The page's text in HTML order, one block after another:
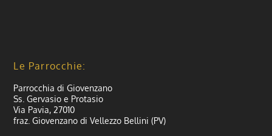
Le Parrocchie:
Parrocchia di Giovenzano
Ss. Gervasio e Protasio
Via Pavia, 27010
fraz. Giovenzano di Vellezzo Bellini (PV)